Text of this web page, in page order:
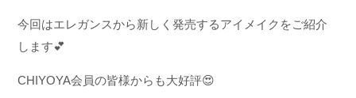
今回はエレガンスから新しく発売するアイメイクをご紹介
します💕
CHIYOYA会員の皆様からも大好評😍